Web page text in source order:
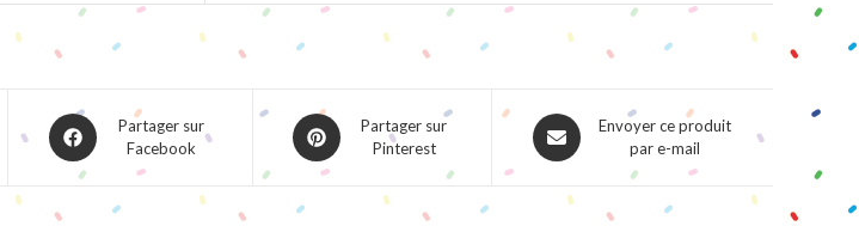
Opens
in
Partager sur
Facebook
Opens
in
Partager sur
Pinterest
Opens
in
Envoyer ce produit
par e-mail